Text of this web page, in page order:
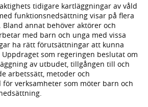
tidigare kartläggningar av våld
funktionsnedsättning visar på flera
annat behöver aktörer och
med barn och unga med vissa
ha rätt förutsättningar att kunna
som regeringen beslutat om
av utbudet, tillgången till och
arbetssätt, metoder och
verksamheter som möter barn och